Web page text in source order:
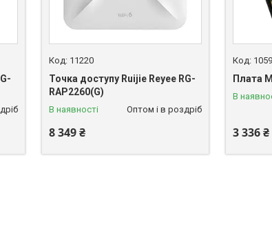
11220
Точка доступу Ruijie Reyee RG-
RAP2260(G)
В наявності Оптом і в роздріб
8 349 ₴
Плата
В
3 336 ₴